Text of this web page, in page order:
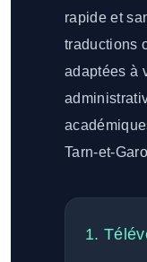
rapide et
traductions
adaptées à
Tarn-et-
1.